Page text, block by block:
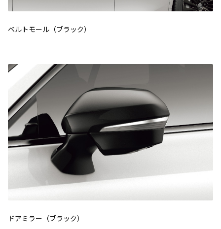
ベルトモール（ブラック）
ドアミラー（ブラック）